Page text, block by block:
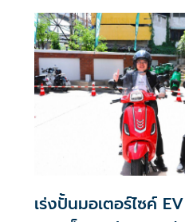
สำคัญสำหรับสตาร์ตอัป ผู้ประก
ธุรกิจเทคโนโลยีไทย ที่ต้องการห
เร่งปั้นมอเตอร์ไซค์